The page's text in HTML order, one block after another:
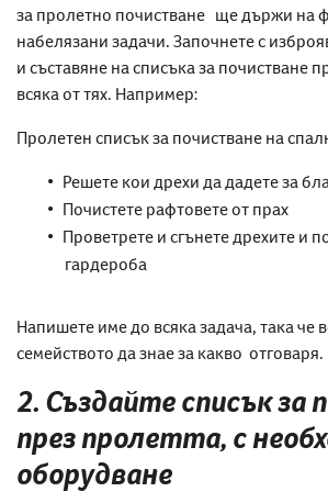
за пролетно почистване ще държи на
набелязани задачи. Започнете с
и съставяне на списъка за почистване
всяка от тях. Например:
Пролетен списък за почистване на
Решете кои дрехи да дадете за
Почистете рафтовете от прах
Проветрете и сгънете дрехите и
гардероба
Напишете име до всяка задача, така че
семейството да знае за какво отговаря.
2. Създайте списък за
през пролетта, с
оборудване